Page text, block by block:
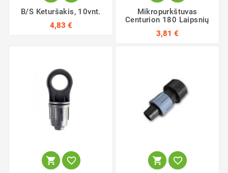
B/S Keturšakis, 10vnt.
4,83 €
Mikropurkštuvas
Centurion 180 Laipsnių
3,81 €
   